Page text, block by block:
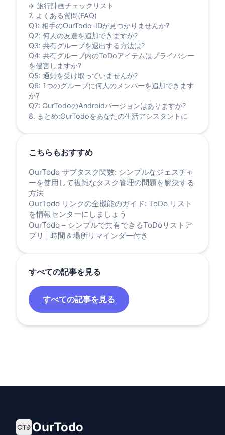
✈️ 旅行計画チェックリスト
7. よくある質問(FAQ)
Q1: 相手のOurTodo-IDが見つかりませんか?
Q2: 何人の友達を追加できますか?
Q3: 共有グループを退出する方法は?
Q4: 共有グループ内のToDoアイテムはプライバシー
を侵害しますか?
Q5: 通知を受け取っていませんか?
Q6: 1つのグループに何人のメンバーを追加できます
か?
Q7: OurTodoのAndroidバージョンはありますか?
8. まとめ:OurTodoをあなたの生活アシスタントに
こちらもおすすめ
OurTodo サブタスク関数: シンプルなジェスチャ
ーを使用して複雑なタスク管理の問題を解決する
方法
OurTodo リンクの全機能のガイド: ToDo リスト
を情報センターにしましょう
OurTodo – シンプルで共有できるToDoリストア
プリ | 時間＆場所リマインダー付き
すべての記事を見る
すべての記事を見る
OurTodo